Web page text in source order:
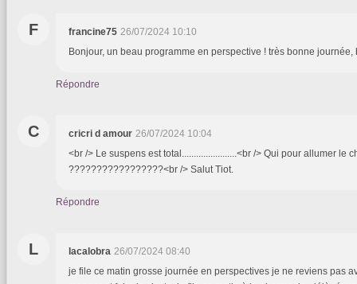
F francine75 26/07/2024 10:10
Bonjour, un beau programme en perspective ! très bonne journée,
Répondre
C cricri d amour 26/07/2024 10:04
<br /> Le suspens est total.......................<br /> Qui pour allumer le
?????????????????<br /> Salut Tiot.
Répondre
L lacalobra 26/07/2024 08:40
je file ce matin grosse journée en perspectives je ne reviens pas